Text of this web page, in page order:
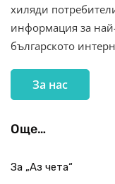
хиляди
информация за
българското
За нас
Още…
За „Аз чета“